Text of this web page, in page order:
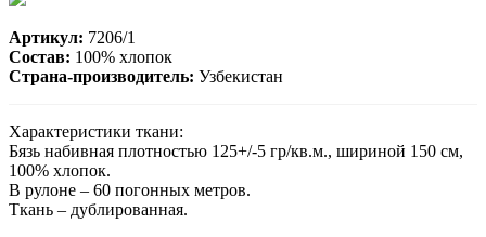
Артикул: 7206/1
Состав: 100% хлопок
Страна-производитель: Узбекистан
Характеристики ткани:
Бязь набивная плотностью 125+/-5 гр/кв.м., шириной 150 см,
100% хлопок.
В рулоне – 60 погонных метров.
Ткань – дублированная.